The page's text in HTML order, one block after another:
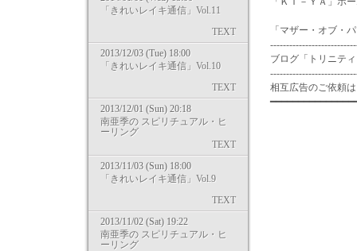
「きれいレイキ通信」Vol.11
TEXT
2013/12/03 (Tue) 18:00
「きれいレイキ通信」Vol.10
TEXT
2013/12/01 (Sun) 20:18
南亜季の スピリチュアル・ヒ
ーリング
TEXT
2013/11/03 (Sun) 18:00
「きれいレイキ通信」Vol.9
TEXT
2013/11/02 (Sat) 19:22
南亜季の スピリチュアル・ヒ
ーリング
「マザー・オブ・
ブログ「トリニ
相互広告のご依頼